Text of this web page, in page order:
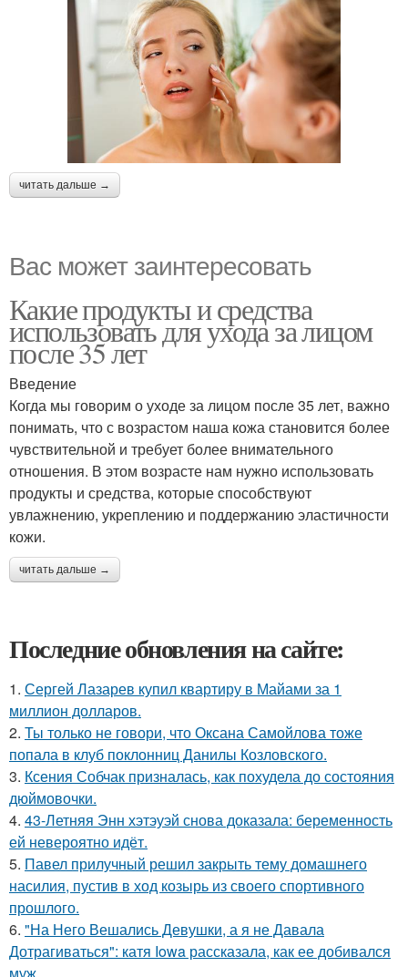
читать дальше →
Вас может заинтересовать
Какие продукты и средства
использовать для ухода за лицом
после 35 лет
Введение
Когда мы говорим о уходе за лицом после 35 лет, важно
понимать, что с возрастом наша кожа становится более
чувствительной и требует более внимательного
отношения. В этом возрасте нам нужно использовать
продукты и средства, которые способствуют
увлажнению, укреплению и поддержанию эластичности
кожи.
читать дальше →
Последние обновления на сайте:
1. Сергей Лазарев купил квартиру в Майами за 1
миллион долларов.
2. Ты только не говори, что Оксана Самойлова тоже
попала в клуб поклонниц Данилы Козловского.
3. Ксения Собчак призналась, как похудела до состояния
дюймовочки.
4. 43-Летняя Энн хэтэуэй снова доказала: беременность
ей невероятно идёт.
5. Павел прилучный решил закрыть тему домашнего
насилия, пустив в ход козырь из своего спортивного
прошлого.
6. "На Него Вешались Девушки, а я не Давала
Дотрагиваться": катя Iowa рассказала, как ее добивался
муж.